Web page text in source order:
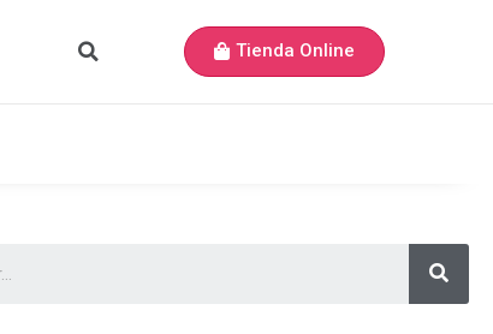
Tienda Online